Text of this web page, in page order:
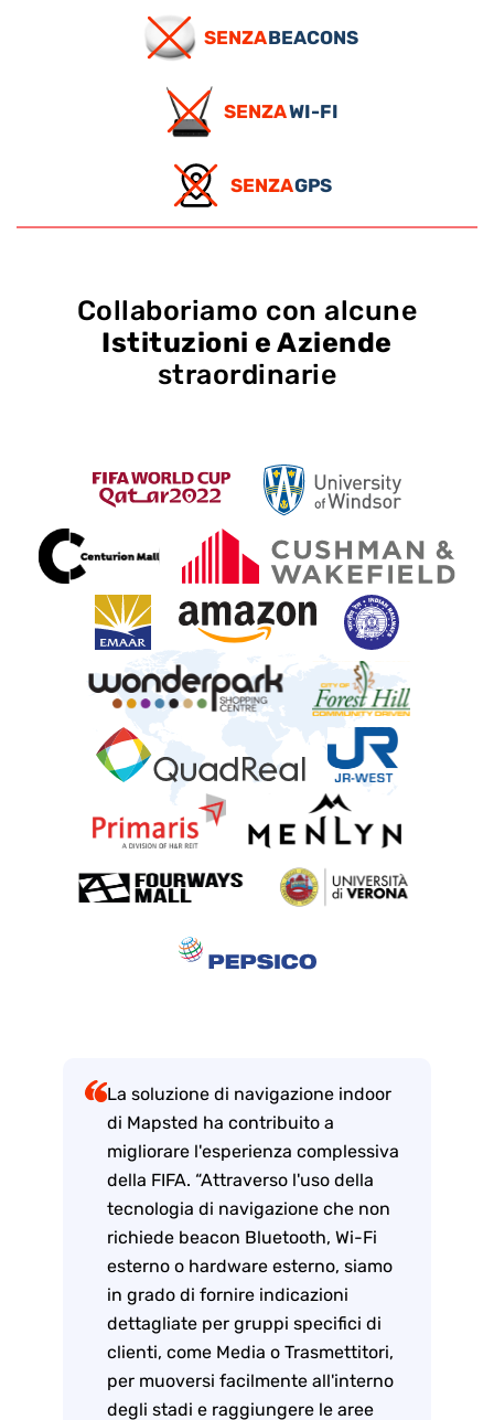
SENZABEACONS
SENZAWI-FI
SENZAGPS
Collaboriamo con alcune
Istituzioni e Aziende
straordinarie
La soluzione di navigazione indoor
di Mapsted ha contribuito a
migliorare l'esperienza complessiva
della FIFA. “Attraverso l'uso della
tecnologia di navigazione che non
richiede beacon Bluetooth, Wi-Fi
esterno o hardware esterno, siamo
in grado di fornire indicazioni
dettagliate per gruppi specifici di
clienti, come Media o Trasmettitori,
per muoversi facilmente all'interno
degli stadi e raggiungere le aree